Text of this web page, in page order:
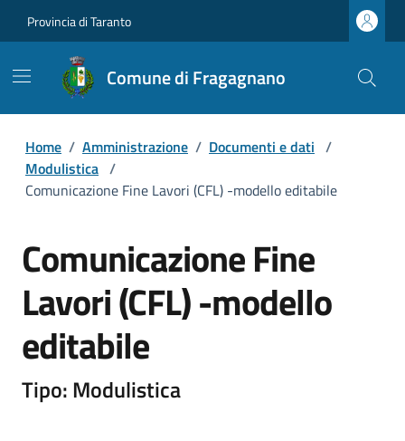
Provincia di Taranto
Comune di Fragagnano
Home / Amministrazione / Documenti e dati /
Modulistica /
Comunicazione Fine Lavori (CFL) -modello editabile
Comunicazione Fine
Lavori (CFL) -modello
editabile
Tipo: Modulistica